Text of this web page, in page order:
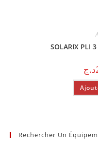
SOLARIX PLI
د.ج
Rechercher Un